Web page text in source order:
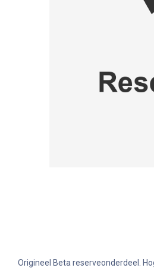
Origineel Beta reserveonderdeel.